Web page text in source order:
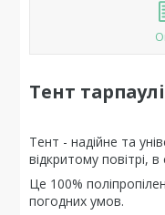
Тент
Тент - надійне та
відкритому повітрі, в
Це 100%
погодних умов.